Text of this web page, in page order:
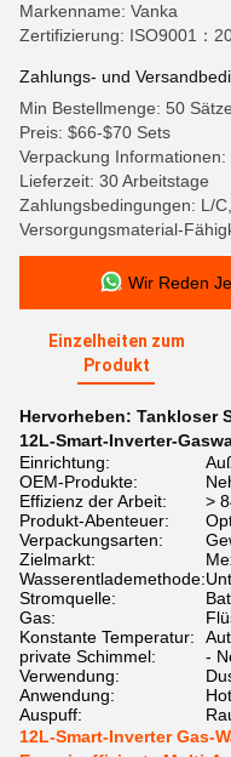
Markenname: Vanka
Zertifizierung: ISO9001：
Zahlungs- und
Min Bestellmenge: 50 Sätze
Preis: $66-$70 Sets
Verpackung
Lieferzeit: 30 Arbeitstage
Zahlungsbedingungen: L/
Versorgungsmaterial-
Wir Reden
Einzelheiten zum
Produkt
Hervorheben: Tankloser
12L-Smart-Inverter-
Einrichtung:
OEM-Produkte:
Effizienz der Arbeit:
>
Produkt-Abenteuer:
Verpackungsarten:
Zielmarkt:
Wasserentlademethode:
Stromquelle:
Gas:
Konstante Temperatur:
private Schimmel:
-
Verwendung:
Anwendung:
Auspuff:
12L-Smart-Inverter Gas-